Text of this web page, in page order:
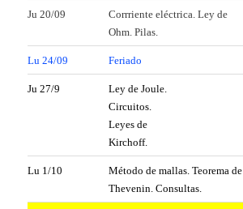
Ju 20/09
Corrriente eléctrica. Ley de
Ohm. Pilas.
Lu 24/09 Feriado
Ju 27/9
Ley de Joule.
Circuitos.
Leyes de
Kirchoff.
Lu 1/10
Método de mallas. Teorema de
Thevenin. Consultas.